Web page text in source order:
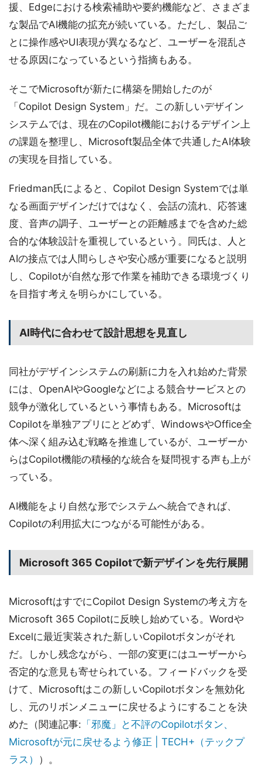
援、Edgeにおける検索補助や要約機能など、さまざま
な製品でAI機能の拡充が続いている。ただし、製品ご
とに操作感やUI表現が異なるなど、ユーザーを混乱さ
せる原因になっているという指摘もある。
そこでMicrosoftが新たに構築を開始したのが
「Copilot Design System」だ。この新しいデザイン
システムでは、現在のCopilot機能におけるデザイン上
の課題を整理し、Microsoft製品全体で共通したAI体験
の実現を目指している。
Friedman氏によると、Copilot Design Systemでは単
なる画面デザインだけではなく、会話の流れ、応答速
度、音声の調子、ユーザーとの距離感までを含めた総
合的な体験設計を重視しているという。同氏は、人と
AIの接点では人間らしさや安心感が重要になると説明
し、Copilotが自然な形で作業を補助できる環境づくり
を目指す考えを明らかにしている。
AI時代に合わせて設計思想を見直し
同社がデザインシステムの刷新に力を入れ始めた背景
には、OpenAIやGoogleなどによる競合サービスとの
競争が激化しているという事情もある。Microsoftは
Copilotを単独アプリにとどめず、WindowsやOffice全
体へ深く組み込む戦略を推進しているが、ユーザーか
らはCopilot機能の積極的な統合を疑問視する声も上が
っている。
AI機能をより自然な形でシステムへ統合できれば、
Copilotの利用拡大につながる可能性がある。
Microsoft 365 Copilotで新デザインを先行展開
MicrosoftはすでにCopilot Design Systemの考え方を
Microsoft 365 Copilotに反映し始めている。Wordや
Excelに最近実装された新しいCopilotボタンがそれ
だ。しかし残念ながら、一部の変更にはユーザーから
否定的な意見も寄せられている。フィードバックを受
けて、Microsoftはこの新しいCopilotボタンを無効化
し、元のリボンメニューに戻せるようにすることを決
めた（関連記事: 「邪魔」と不評のCopilotボタン、
Microsoftが元に戻せるよう修正 | TECH+（テックプ
ラス） ）。